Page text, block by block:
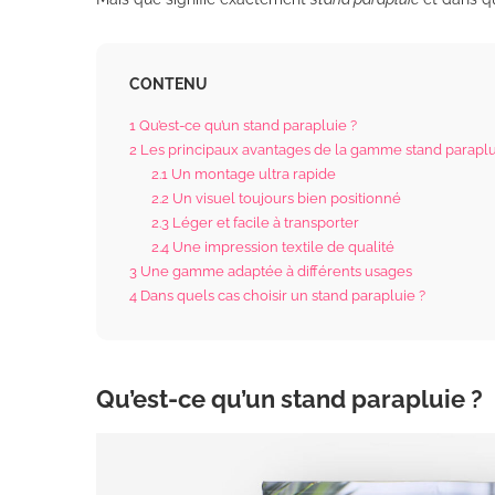
CONTENU
1 Qu’est-ce qu’un stand parapluie ?
2 Les principaux avantages de la gamme stand
2.1 Un montage ultra rapide
2.2 Un visuel toujours bien positionné
2.3 Léger et facile à transporter
2.4 Une impression textile de qualité
3 Une gamme adaptée à différents usages
4 Dans quels cas choisir un stand parapluie ?
Qu’est-ce qu’un stand parapluie ?